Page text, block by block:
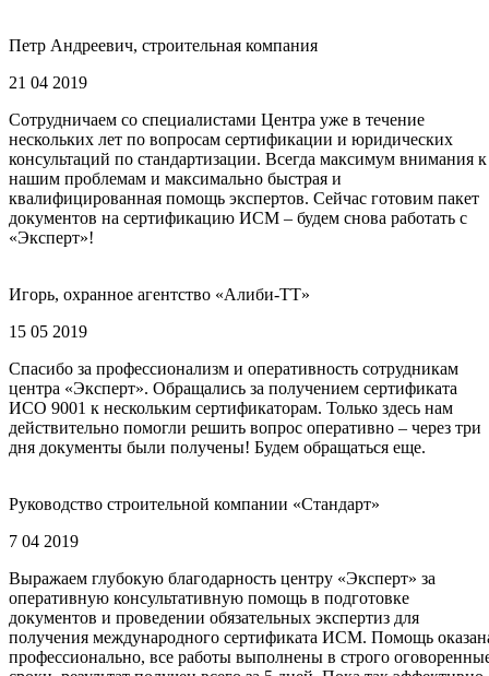
Петр Андреевич, строительная компания
21 04 2019
Сотрудничаем со специалистами Центра уже в течение
нескольких лет по вопросам сертификации и юридических
консультаций по стандартизации. Всегда максимум внимания к
нашим проблемам и максимально быстрая и
квалифицированная помощь экспертов. Сейчас готовим пакет
документов на сертификацию ИСМ – будем снова работать с
«Эксперт»!
Игорь, охранное агентство «Алиби-ТТ»
15 05 2019
Спасибо за профессионализм и оперативность сотрудникам
центра «Эксперт». Обращались за получением сертификата
ИСО 9001 к нескольким сертификаторам. Только здесь нам
действительно помогли решить вопрос оперативно – через три
дня документы были получены! Будем обращаться еще.
Руководство строительной компании «Стандарт»
7 04 2019
Выражаем глубокую благодарность центру «Эксперт» за
оперативную консультативную помощь в подготовке
документов и проведении обязательных экспертиз для
получения международного сертификата ИСМ. Помощь
профессионально, все работы выполнены в строго